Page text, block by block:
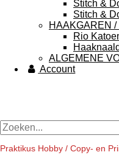
Stitch &
Stitch &
HAAKGAREN /
Rio
ALGEMENE
Account
Praktikus Hobby / Copy- en